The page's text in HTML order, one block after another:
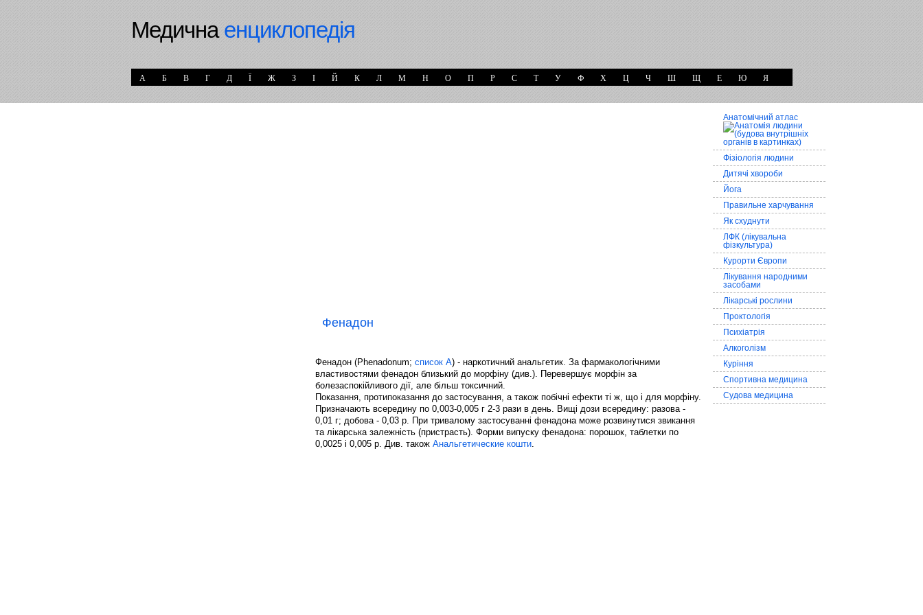
Медичнаенциклопедія
А Б В Г Д Ї Ж З І Й К Л М Н О П Р С Т У Ф Х Ц Ч Ш Щ Е Ю Я
Фенадон
Фенадон (Phenadonum; список А) - наркотичний анальгетик. За фармакологічними
властивостями фенадон близький до морфіну (див.). Перевершує морфін за
болезаспокійливого дії, але більш токсичний.
Показання, протипоказання до застосування, а також побічні ефекти ті ж, що і для морфіну.
Призначають всередину по 0,003-0,005 г 2-3 рази в день. Вищі дози всередину: разова -
0,01 г; добова - 0,03 р. При тривалому застосуванні фенадона може розвинутися звикання
та лікарська залежність (пристрасть). Форми випуску фенадона: порошок, таблетки по
0,0025 і 0,005 р. Див. також Анальгетические кошти.
Анатомічний атлас
Фізіологія людини
Дитячі хвороби
Йога
Правильне харчування
Як схуднути
ЛФК (лікувальна
фізкультура)
Курорти Європи
Лікування народними
засобами
Лікарські рослини
Проктологія
Психіатрія
Алкоголізм
Куріння
Спортивна медицина
Судова медицина